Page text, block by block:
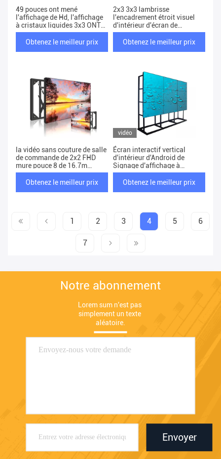
49 pouces ont mené
l'affichage de Hd, l'affichage
à cristaux liquides 3x3 ONT
FAIT le mur visuel
commercial
Obtenez le meilleur prix
2x3 3x3 lambrisse
l'encadrement étroit visuel
d'intérieur d'écran de
visualisation de la publicité
de mur
Obtenez le meilleur prix
la vidéo sans couture de salle
de commande de 2x2 FHD
mure pouce 8 de 16.7m
Samsung 55 mordue
Obtenez le meilleur prix
vidéo
Écran interactif vertical
d'intérieur d'Android de
Signage d'affichage à
cristaux liquides Digital de
Media Player de 43 pouces
Obtenez le meilleur prix
1 2 3 4 5 6
7
Notre abonnement
Lorem sum n'est pas
simplement un texte
aléatoire.
Envoyer